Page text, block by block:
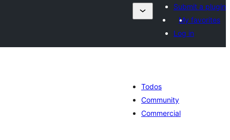
Submit a plugin
My favorites
Log in
Todos
Community
Commercial